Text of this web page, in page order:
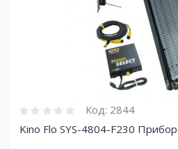
Код: 2844
Kino Flo SYS-4804-F230